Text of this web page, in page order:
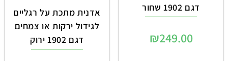
דגם 1902 שחור
₪249.00
אדנית מתכת על רגליים
לגידול ירקות או צמחים
דגם 1902 ירוק